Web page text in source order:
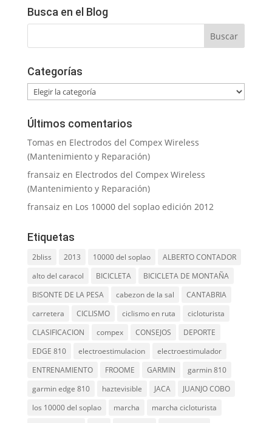
Busca en el Blog
Categorías
Categorías
Últimos comentarios
Tomas en Electrodos del Compex Wireless
(Mantenimiento y Reparación)
fransaiz en Electrodos del Compex Wireless
(Mantenimiento y Reparación)
fransaiz en Los 10000 del soplao edición 2012
Etiquetas
2bliss 2013 10000 del soplao
ALBERTO CONTADOR
alto del caracol
BICICLETA
BICICLETA DE MONTAÑA
BISONTE DE LA PESA
cabezon de la sal
CANTABRIA
carretera
CICLISMO ciclismo en ruta
cicloturista
CLASIFICACION
compex CONSEJOS
DEPORTE
EDGE 810
electroestimulacion
electroestimulador
ENTRENAMIENTO
FROOME GARMIN
garmin 810
garmin edge 810
haztevisible JACA
JUANJO COBO
los 10000 del soplao
marcha
marcha cicloturista